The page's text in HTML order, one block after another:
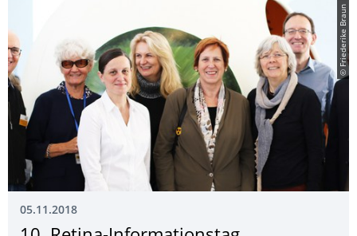
© Friederike Braun
05.11.2018